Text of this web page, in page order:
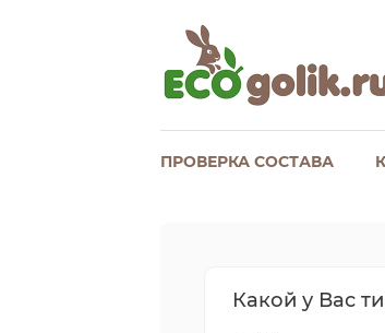
ПРОВЕРКА СОСТАВА
Какой у Вас